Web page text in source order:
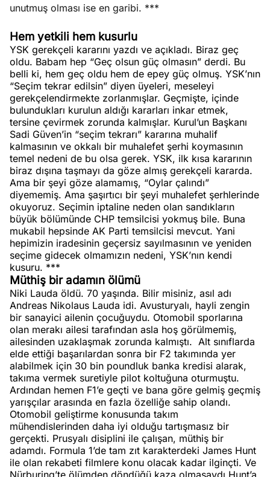
unutmuş olması ise en garibi. ***
Hem yetkili hem kusurlu
YSK gerekçeli kararını yazdı ve açıkladı. Biraz geç
oldu. Babam hep “Geç olsun güç olmasın” derdi. Bu
belli ki, hem geç oldu hem de epey güç olmuş. YSK’nın
“Seçim tekrar edilsin” diyen üyeleri, meseleyi
gerekçelendirmekte zorlanmışlar. Geçmişte, içinde
bulundukları kurulun aldığı kararları inkar etmek,
tersine çevirmek zorunda kalmışlar. Kurul’un Başkanı
Sadi Güven’in “seçim tekrarı” kararına muhalif
kalmasının ve okkalı bir muhalefet şerhi koymasının
temel nedeni de bu olsa gerek. YSK, ilk kısa kararının
biraz dışına taşmayı da göze almış gerekçeli kararda.
Ama bir şeyi göze alamamış, “Oylar çalındı”
diyememiş. Ama şaşırtıcı bir şeyi muhalefet şerhlerinde
okuyoruz. Seçimin iptaline neden olan sandıkların
büyük bölümünde CHP temsilcisi yokmuş bile. Buna
mukabil hepsinde AK Parti temsilcisi mevcut. Yani
hepimizin iradesinin geçersiz sayılmasının ve yeniden
seçime gidecek olmamızın nedeni, YSK’nın kendi
kusuru. ***
Müthiş bir adamın ölümü
Niki Lauda öldü. 70 yaşında. Bilir misiniz, asıl adı
Andreas Nikolaus Lauda idi. Avusturyalı, hayli zengin
bir sanayici ailenin çocuğuydu. Otomobil sporlarına
olan merakı ailesi tarafından asla hoş görülmemiş,
ailesinden uzaklaşmak zorunda kalmıştı. Alt sınıflarda
elde ettiği başarılardan sonra bir F2 takımında yer
alabilmek için 30 bin poundluk banka kredisi alarak,
takıma vermek suretiyle pilot koltuğuna oturmuştu.
Ardından hemen F1’e geçti ve bana göre gelmiş geçmiş
yarışçılar arasında en fazla özelliğe sahip olandı.
Otomobil geliştirme konusunda takım
mühendislerinden daha iyi olduğu tartışmasız bir
gerçekti. Prusyalı disiplini ile çalışan, müthiş bir
adamdı. Formula 1’de tam zıt karakterdeki James Hunt
ile olan rekabeti filmlere konu olacak kadar ilginçti. Ve
Nürburing’te ölümden döndüğü kaza olmasaydı Hunt’a